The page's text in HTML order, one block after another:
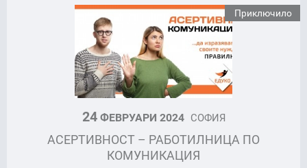
Приключило
24ФЕВРУАРИ 2024 СОФИЯ
АСЕРТИВНОСТ – РАБОТИЛНИЦА ПО
КОМУНИКАЦИЯ